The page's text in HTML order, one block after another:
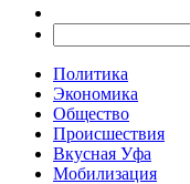
Политика
Экономика
Общество
Происшествия
Вкусная Уфа
Мобилизация